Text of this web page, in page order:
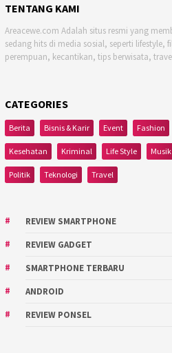
TENTANG KAMI
Areacewe.com Adalah situs resmi yang
sedang hits di media sosial, seperti
perempuan, kecantikan, tips berwisata,
CATEGORIES
Berita Bisnis & Karir Event Fashion
Kesehatan Kriminal Life Style Musik
Politik Teknologi Travel
REVIEW SMARTPHONE
REVIEW GADGET
SMARTPHONE TERBARU
ANDROID
REVIEW PONSEL